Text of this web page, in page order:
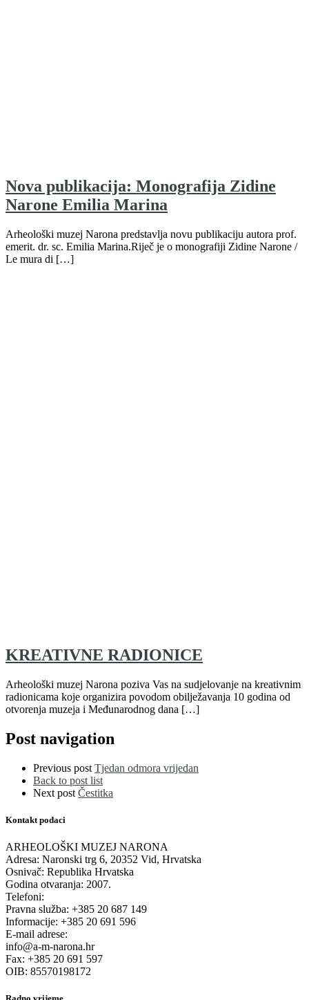
Nova publikacija: Monografija Zidine
Narone Emilia Marina
Arheološki muzej Narona predstavlja novu publikaciju autora prof.
emerit. dr. sc. Emilia Marina.Riječ je o monografiji Zidine Narone /
Le mura di […]
KREATIVNE RADIONICE
Arheološki muzej Narona poziva Vas na sudjelovanje na kreativnim
radionicama koje organizira povodom obilježavanja 10 godina od
otvorenja muzeja i Međunarodnog dana […]
Post navigation
Previous post Tjedan odmora vrijedan
Back to post list
Next post Čestitka
Kontakt podaci
ARHEOLOŠKI MUZEJ NARONA
Adresa: Naronski trg 6, 20352 Vid, Hrvatska
Osnivač: Republika Hrvatska
Godina otvaranja: 2007.
Telefoni:
Pravna služba: +385 20 687 149
Informacije: +385 20 691 596
E-mail adrese:
info@a-m-narona.hr
Fax: +385 20 691 597
OIB: 85570198172